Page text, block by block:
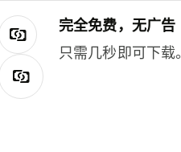
完全免费，无广告
只需几秒即可下载